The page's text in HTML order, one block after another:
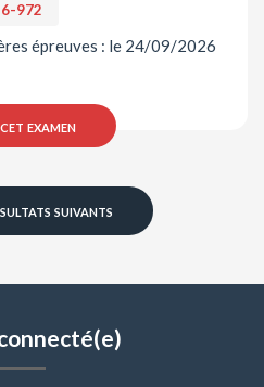
972
épreuves : le 24/09/2026
examen
suivants